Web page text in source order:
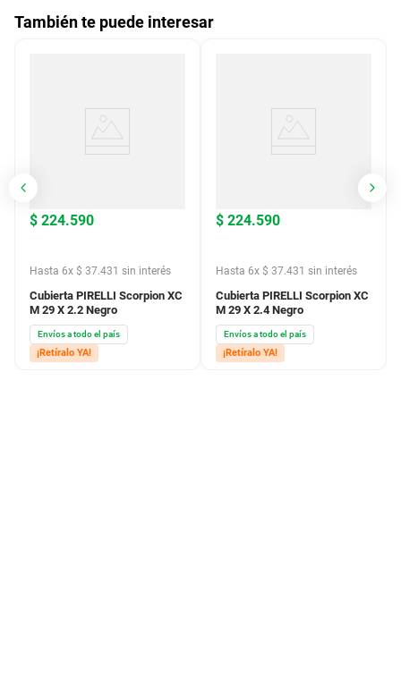
También te puede interesar
$ 224.590
Hasta 6x $ 37.431 sin interés
Cubierta PIRELLI Scorpion XC
M 29 X 2.2 Negro
Envíos a todo el país
¡Retíralo YA!
$ 224.590
Hasta 6x $ 37.431 sin interés
Cubierta PIRELLI Scorpion XC
M 29 X 2.4 Negro
Envíos a todo el país
¡Retíralo YA!